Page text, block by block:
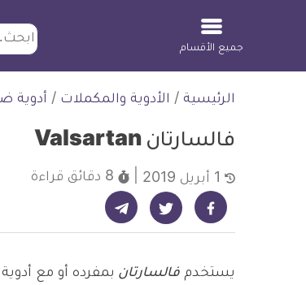
ابحث
جميع الأقسام
الرئيسية / الأدوية والمكملات / أدوية
فالسارتان Valsartan
8 دقائق قراءة
شارك على فيسبوك - ديلي ميديكال انفو شارك على تويتر - ديلي ميديكال انفو شارك على تيليجرام - ديلي ميديكال انفو
يستخدم فالسارتان بمفرده أو مع